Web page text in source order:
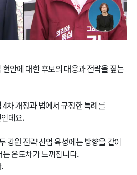
Video
안에 대한 후보의 대응과 전략을 짚는
차 개정과 법에서 규정한 특례를
데요.
강원 전략 산업 육성에는 방향을 같이
온도차가 느껴집니다.